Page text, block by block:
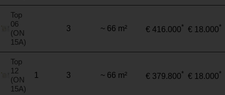
Top
06
(ON
15A)
3 ~ 66 m² € 416.000* € 18.000*
Top
12
(ON
15A)
1 3 ~ 66 m² € 379.800* € 18.000*